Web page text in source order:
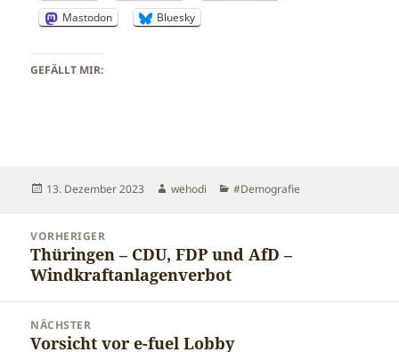
Mastodon
Bluesky
GEFÄLLT MIR:
Veröffentlicht
13. Dezember 2023 Autor
wehodi Kategorien
#Demografie
Beitragsnavigation
VORHERIGER
Vorheriger
Beitrag:
Thüringen – CDU, FDP und AfD –
Windkraftanlagenverbot
NÄCHSTER
Nächster
Vorsicht vor e-fuel Lobby